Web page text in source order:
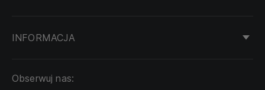
INFORMACJA
DOSTAWA I PŁATNOŚĆ
Obserwuj nas: